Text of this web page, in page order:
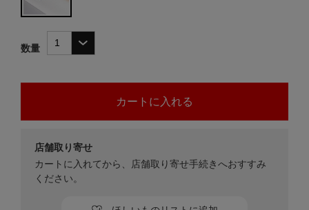
数量
店舗取り寄せ
カートに入れてから、店舗取り寄せ手続きへおすすみ
ください。